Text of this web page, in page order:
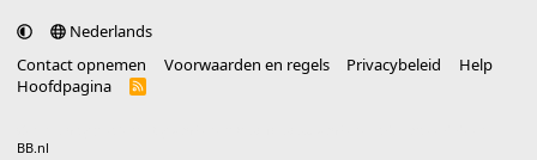
Nederlands
Contact opnemen
Voorwaarden en regels Privacybeleid
Help
Hoofdpagina
R
BB.nl